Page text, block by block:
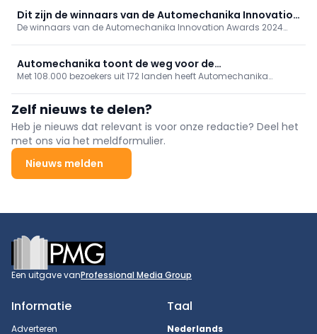
automotivesector en de aftermarket.
Dit zijn de winnaars van de Automechanika Innovation
Awards 2024
De winnaars van de Automechanika Innovation Awards 2024
werd ook een Green Award uitgereikt voor een bijzonder
duurzaam product.
Automechanika toont de weg voor de
mobiliteitstransitie
Met 108.000 bezoekers uit 172 landen heeft Automechanika
industrie. 4.200 bedrijven uit 80 landen presenteerden hun
allernieuwste producten en innovatieve oplossingen.
Zelf nieuws te delen?
Heb je nieuws dat relevant is voor onze redactie? Deel het
met ons via het meldformulier.
Nieuws melden
Footer
Een uitgave vanProfessional Media Group
Informatie
Adverteren
Taal
Nederlands